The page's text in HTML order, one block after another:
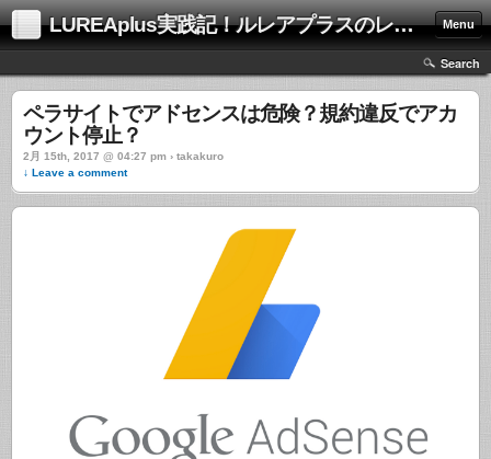
LUREAplus実践記！ルレアプラスのレビューサイト！ Menu
Search
ペラサイトでアドセンスは危険？規約違反でアカ
ウント停止？
2月 15th, 2017 @ 04:27 pm › takakuro
↓ Leave a comment